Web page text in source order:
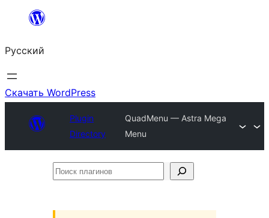
Перейти
содержимому
Русский
Скачать WordPress
Plugin
Directory
QuadMenu — Astra Mega
Menu
Поиск